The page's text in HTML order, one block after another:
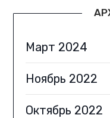
Март 2024
Ноябрь 2022
Октябрь 2022